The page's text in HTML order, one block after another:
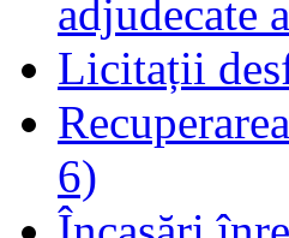
adjudecate
Licitații
6)